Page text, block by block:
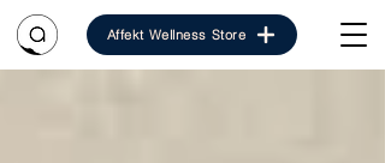
Affekt Wellness Store